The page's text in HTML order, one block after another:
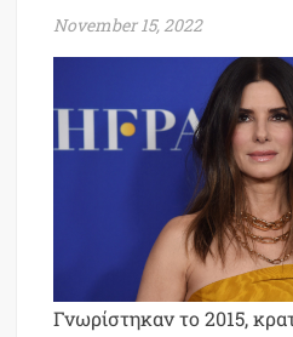
November 15, 2022
Γνωρίστηκαν το 2015,